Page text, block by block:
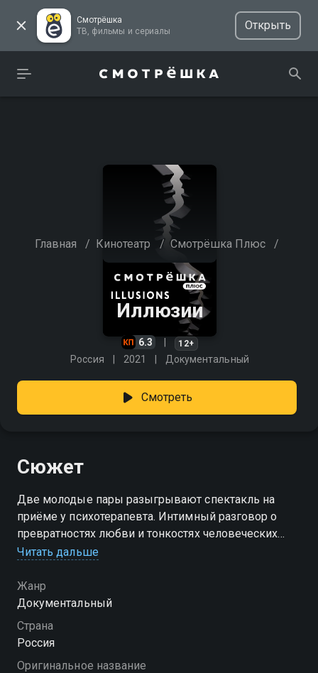
Смотрёшка
ТВ, фильмы и сериалы
Открыть
Главная / Кинотеатр / Смотрёшка Плюс /
Иллюзии
6.3 12+
Россия 2021 Документальный
Смотреть
Сюжет
Две молодые пары разыгрывают спектакль на
приёме у психотерапевта. Интимный разговор о
превратностях любви и тонкостях человеческих
взаимоотношений от дебютанта Николая Гостюхина
Читать дальше
Жанр
Документальный
Страна
Россия
Оригинальное название